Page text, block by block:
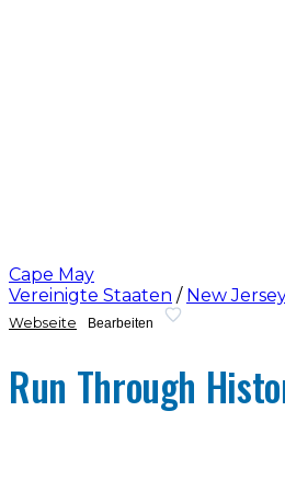
Cape May
Vereinigte Staaten / New
Webseite Bearbeiten
Run Through